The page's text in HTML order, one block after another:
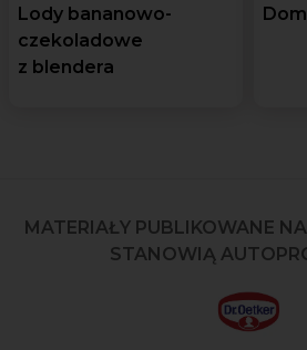
Lody bananowo-
czekoladowe
z blendera
MATERIAŁY PUBLIKOWANE
STANOWIĄ